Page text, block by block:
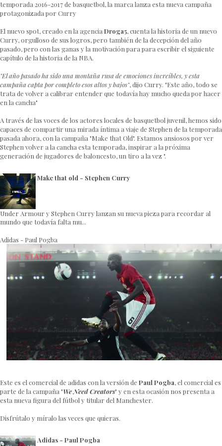
temporada 2016-2017 de basquetbol, la marca lanza esta nueva campaña
protagonizada por Curry
El nuevo spot, creado en la agencia Droga5, cuenta la historia de un nuevo
Curry, orgulloso de sus logros, pero también de la decepción del año
pasado, pero con las ganas y la motivación para para escribir el siguiente
capítulo de la historia de la NBA.
"El año pasado ha sido una montaña rusa de emociones increíbles, y esta
campaña capta por completo esos altos y bajos", dijo Curry. "Este año, todo se
trata de volver a calibrar entender que todavía hay mucho queda por hacer
en la cancha"
A través de las voces de los actores locales de basquetbol juvenil, hemos sido
capaces de compartir una mirada íntima a viaje de Stephen de la temporada
pasada ahora, con la campaña "Make that Old". Estamos ansiosos por ver
Stephen volver a la cancha esta temporada, inspirar a la próxima
generación de jugadores de baloncesto, un tiro a la vez ".
Make that old - Stephen Curry
Under Armour y Stephen Curry lanzan su nueva pieza para recordar al
mundo que todavía falta mu...
Adidas - Paul Pogba
Este es el comercial de adidas con la versión de Paul Pogba, el comercial es
parte de la campaña "We Need Creators" y en esta ocasión nos presenta a
esta nueva figura del fútbol y titular del Manchester.
Disfrútalo y míralo las veces que quieras.
Adidas - Paul Pogba